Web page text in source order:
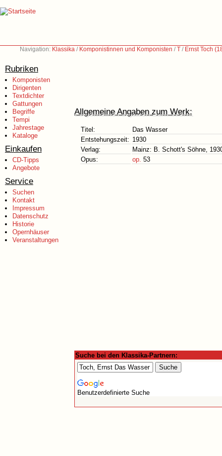
Navigation: Klassika / Komponistinnen und Komponisten /T / Ernst Toch
Rubriken
Komponisten
Dirigenten
Textdichter
Gattungen
Begriffe
Tempi
Jahrestage
Kataloge
Einkaufen
CD-Tipps
Angebote
Service
Suchen
Kontakt
Impressum
Datenschutz
Historie
Opernhäuser
Veranstaltungen
Allgemeine Angaben zum Werk:
Titel:
Das Wasser
Entstehungszeit: 1930
Verlag:
Mainz: B. Schott's Söhne,
Opus:
op. 53
Suche bei den Klassika-Partnern:
Benutzerdefinierte Suche